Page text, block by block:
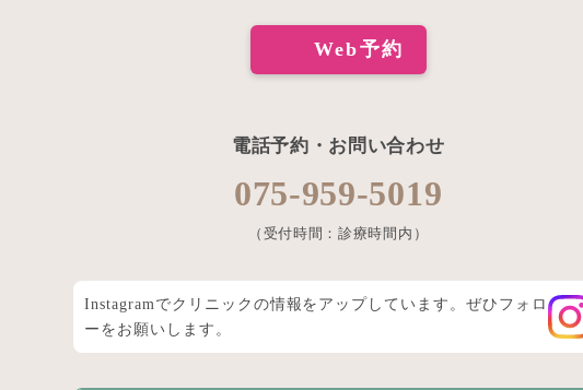
Web予約
電話予約・お問い合わせ
075-959-5019
（受付時間：診療時間内）
Instagramでクリニックの情報をアップしています。ぜひフォロ
ーをお願いします。